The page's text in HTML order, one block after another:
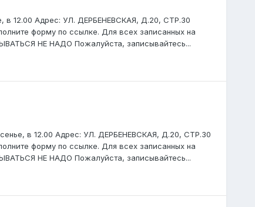
в 12.00 Адрес: УЛ. ДЕРБЕНЕВСКАЯ, Д.20, СТР.30
форму по ссылке. Для всех записанных на
НЕ НАДО Пожалуйста, записывайтесь...
в 12.00 Адрес: УЛ. ДЕРБЕНЕВСКАЯ, Д.20, СТР.30
форму по ссылке. Для всех записанных на
НЕ НАДО Пожалуйста, записывайтесь...